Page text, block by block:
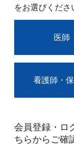
をお選びくださ
医師
看護師・
会員登録・ロ
ちらからご確